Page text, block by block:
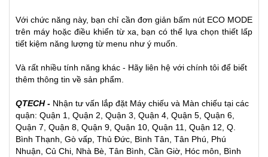
Với chức năng này, bạn chỉ cần đơn giản bấm nút ECO MODE
trên máy hoặc điều khiển từ xa, bạn có thể lựa chọn thiết lấp
tiết kiệm năng lượng từ menu như ý muốn.
Và rất nhiều tính năng khác - Hãy liên hệ với chính tôi để biết
thêm thông tin về sản phẩm.
QTECH - Nhận tư vấn lắp đặt Máy chiếu và Màn chiếu tại các
quận: Quận 1, Quận 2, Quận 3, Quận 4, Quận 5, Quận 6,
Quận 7, Quận 8, Quận 9, Quận 10, Quận 11, Quận 12, Q.
Bình Thạnh, Gò vấp, Thủ Đức, Bình Tân, Tân Phú, Phú
Nhuận, Củ Chi, Nhà Bè, Tân Bình, Cần Giờ, Hóc môn, Bình